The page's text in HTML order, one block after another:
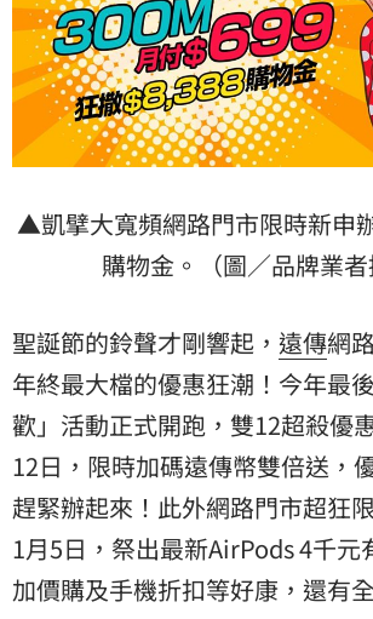
▲凱擘大寬頻網路門市限時新申
購物金。（圖／品牌業者
聖誕節的鈴聲才剛響起， 遠傳網
年終最大檔的優惠狂潮！今年最
歡」活動正式開跑，雙12超殺優
12日，限時加碼遠傳幣雙倍送，
趕緊辦起來！此外網路門市超狂
1月5日，祭出最新AirPods 4千元
加價購及手機折扣等好康，還有